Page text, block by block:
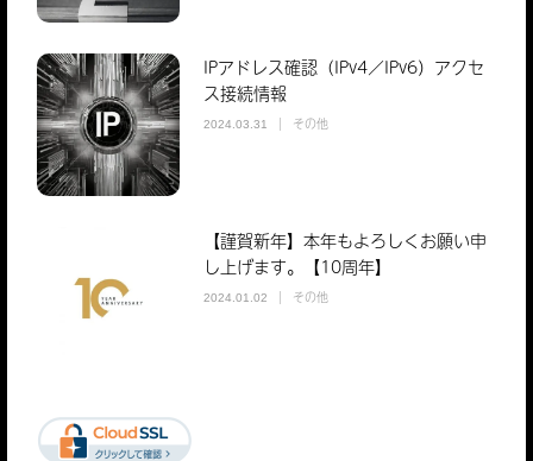
IPアドレス確認（IPv4／IPv6）アクセ
ス接続情報
2024.03.31 その他
【謹賀新年】本年もよろしくお願い申
し上げます。【10周年】
2024.01.02 その他